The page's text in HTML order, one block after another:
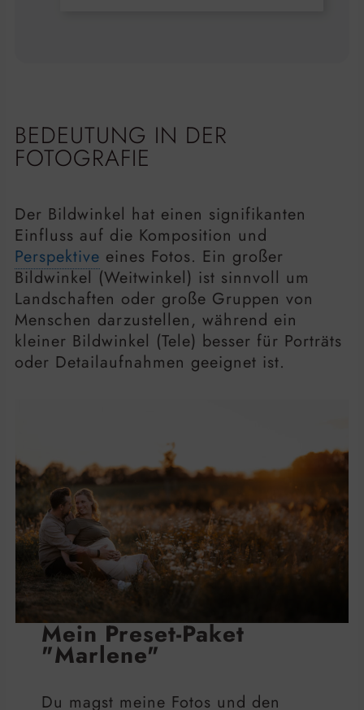
BEDEUTUNG IN DER
FOTOGRAFIE
Der Bildwinkel hat einen signifikanten
Einfluss auf die Komposition und
Perspektive eines Fotos. Ein großer
Bildwinkel (Weitwinkel) ist sinnvoll um
Landschaften oder große Gruppen von
Menschen darzustellen, während ein
kleiner Bildwinkel (Tele) besser für Porträts
oder Detailaufnahmen geeignet ist.
Mein Preset-Paket
"Marlene"
Du magst meine Fotos und den